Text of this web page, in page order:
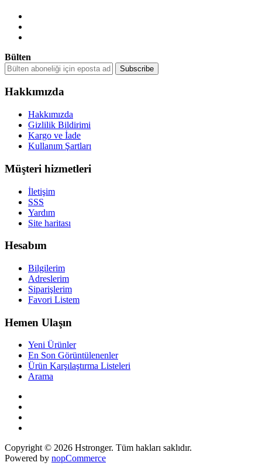
Bülten
Hakkımızda
Hakkımızda
Gizlilik Bildirimi
Kargo ve İade
Kullanım Şartları
Müşteri hizmetleri
İletişim
SSS
Yardım
Site haritası
Hesabım
Bilgilerim
Adreslerim
Siparişlerim
Favori Listem
Hemen Ulaşın
Yeni Ürünler
En Son Görüntülenenler
Ürün Karşılaştırma Listeleri
Arama
Copyright © 2026 Hstronger. Tüm hakları saklıdır.
Powered by nopCommerce